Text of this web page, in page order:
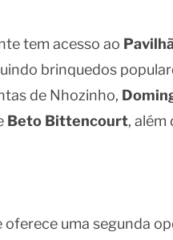
tem acesso ao
brinquedos
de Nhozinho,
Beto Bittencourt, além
uma segunda